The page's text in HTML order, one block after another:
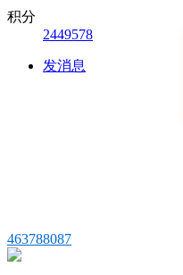
积分
2449578
发消息
463788087